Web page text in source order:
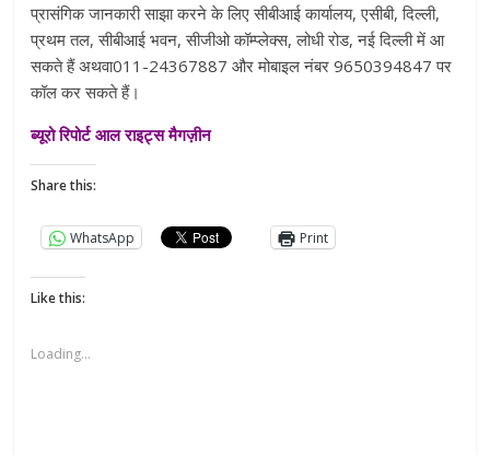
प्रासंगिक जानकारी साझा करने के लिए सीबीआई कार्यालय, एसीबी, दिल्ली,
प्रथम तल, सीबीआई भवन, सीजीओ कॉम्प्लेक्स, लोधी रोड, नई दिल्ली में आ
सकते हैं अथवा011-24367887 और मोबाइल नंबर 9650394847 पर
कॉल कर सकते हैं।
ब्यूरो रिपोर्ट आल राइट्स मैगज़ीन
Share this:
WhatsApp Print
Like this:
Loading...